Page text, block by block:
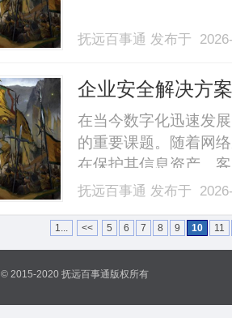
抚远百事通 发布于
企业安全解决方
在当今数字化迅速发
的重要课题。随着网
在保护其信息资产、
此，制定有效的企业
业提供切实可行的解
仅.........
抚远百事通 发布于
1... << 5 6 7 8 9 10 11
© 2015-2020 抚远百事通版权所有